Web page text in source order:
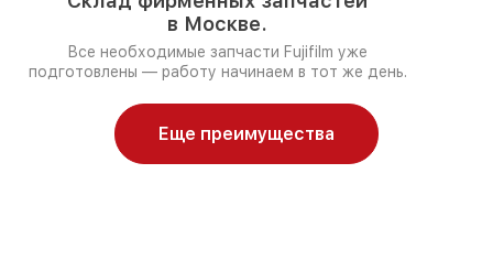
в Москве.
Все необходимые запчасти Fujifilm уже
подготовлены — работу начинаем в тот же день.
Еще преимущества